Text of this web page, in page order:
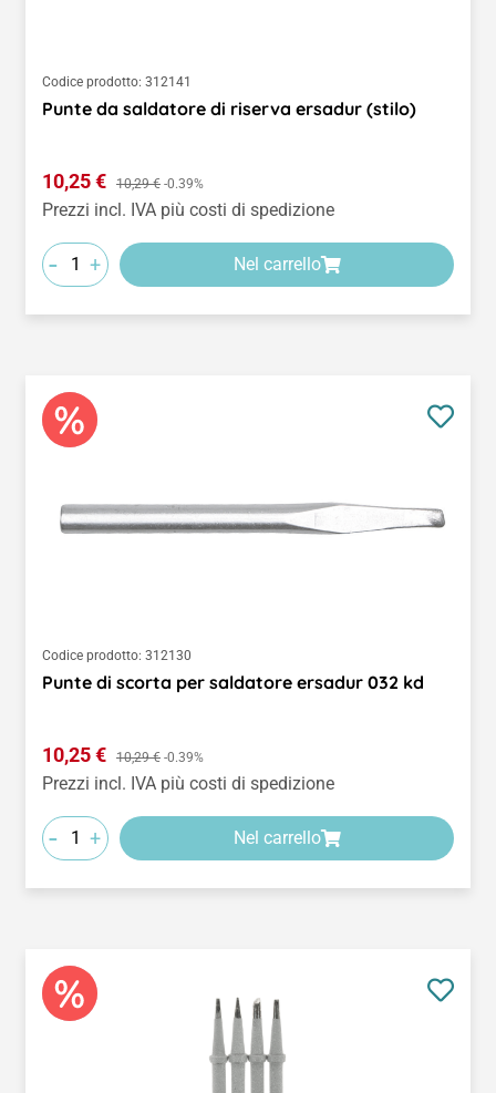
Codice prodotto: 312141
Punte da saldatore di riserva ersadur (stilo)
Prezzo di vendita:
10,25 € Prezzo normale:
10,29 € -0.39%
Prezzi incl. IVA più costi di spedizione
- + Nel carrello
Codice prodotto: 312130
Punte di scorta per saldatore ersadur 032 kd
Prezzo di vendita:
10,25 € Prezzo normale:
10,29 € -0.39%
Prezzi incl. IVA più costi di spedizione
- + Nel carrello